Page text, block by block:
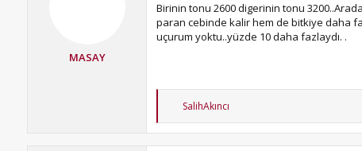
MASAY
Birinin tonu 2600 digerinin tonu
paran cebinde kalir hem de bitkiye daha
uçurum yoktu..yüzde 10 daha fazlaydı. .
T
p
SalihAkıncı